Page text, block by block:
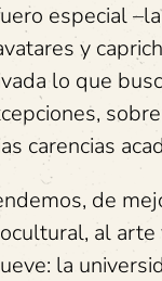
especial
y
lo que
carencias
de mejor
al
la